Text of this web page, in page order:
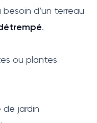
d’un terreau
.
ou plantes
jardin